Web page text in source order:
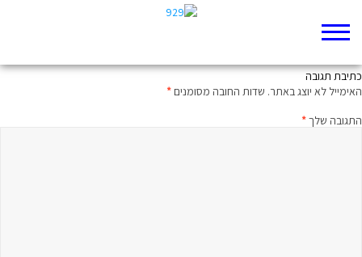
כתיבת תגובה
האימייל לא יוצג באתר. שדות החובה מסומנים*
התגובה שלך*